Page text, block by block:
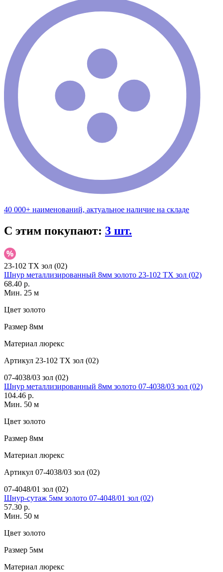
40 000+ наименований, актуальное наличие на складе
С этим покупают: 3 шт.
23-102 TX зол (02)
Шнур металлизированный 8мм золото 23-102 TX зол (02)
68.40 р.
Мин. 25 м
Цвет золото
Размер 8мм
Материал люрекс
Артикул 23-102 TX зол (02)
07-4038/03 зол (02)
Шнур металлизированный 8мм золото 07-4038/03 зол (02)
104.46 р.
Мин. 50 м
Цвет золото
Размер 8мм
Материал люрекс
Артикул 07-4038/03 зол (02)
07-4048/01 зол (02)
Шнур-сутаж 5мм золото 07-4048/01 зол (02)
57.30 р.
Мин. 50 м
Цвет золото
Размер 5мм
Материал люрекс